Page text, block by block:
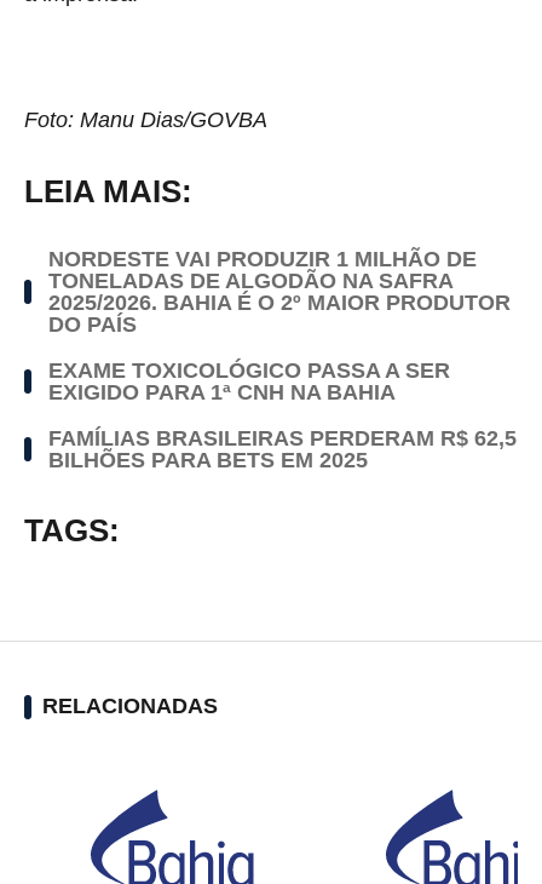
Foto: Manu Dias/GOVBA
LEIA MAIS:
NORDESTE VAI PRODUZIR 1 MILHÃO DE
TONELADAS DE ALGODÃO NA SAFRA
2025/2026. BAHIA É O 2º MAIOR PRODUTOR
DO PAÍS
EXAME TOXICOLÓGICO PASSA A SER
EXIGIDO PARA 1ª CNH NA BAHIA
FAMÍLIAS BRASILEIRAS PERDERAM R$ 62,5
BILHÕES PARA BETS EM 2025
TAGS:
RELACIONADAS